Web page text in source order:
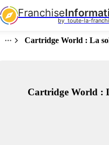
Franchise
by  toute-la-
Cartridge World : La
Cartridge World :